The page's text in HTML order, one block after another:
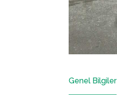
Genel Bilgiler